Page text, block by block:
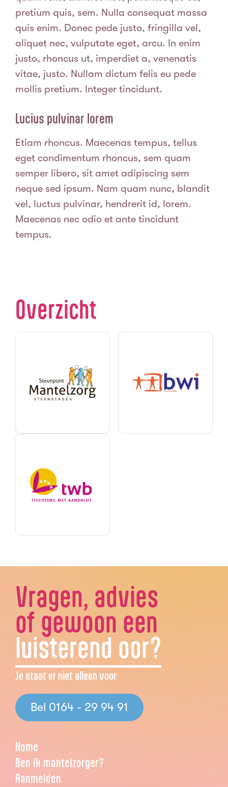
pretium quis, sem. Nulla consequat massa
quis enim. Donec pede justo, fringilla vel,
aliquet nec, vulputate eget, arcu. In enim
justo, rhoncus ut, imperdiet a, venenatis
vitae, justo. Nullam dictum felis eu pede
mollis pretium. Integer tincidunt.
Lucius pulvinar lorem
Etiam rhoncus. Maecenas tempus, tellus
eget condimentum rhoncus, sem quam
semper libero, sit amet adipiscing sem
neque sed ipsum. Nam quam nunc, blandit
vel, luctus pulvinar, hendrerit id, lorem.
Maecenas nec odio et ante tincidunt
tempus.
Overzicht
Vragen, advies
of gewoon een
luisterend oor?
Je staat er niet alleen voor
Bel 0164 - 29 94 91
Home
Ben ik mantelzorger?
Aanmelden